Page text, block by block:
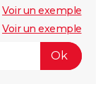
Voir un exemple
Voir un exemple